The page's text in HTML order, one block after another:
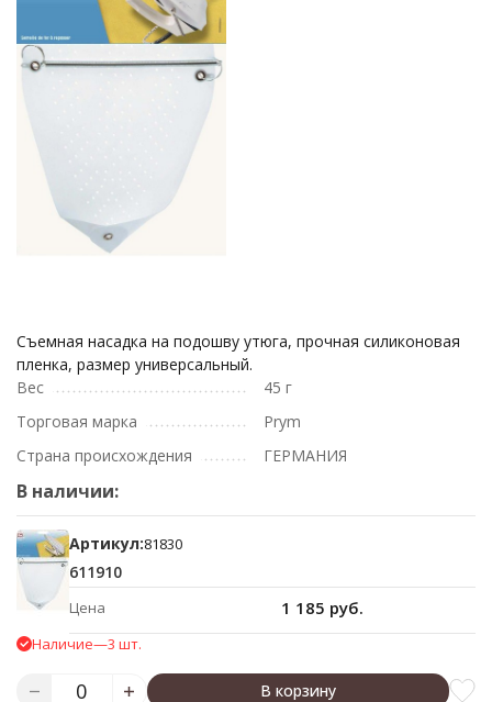
Съемная насадка на подошву утюга, прочная силиконовая
пленка, размер универсальный.
Вес
45 г
Торговая марка
Prym
Страна происхождения
ГЕРМАНИЯ
В наличии:
Артикул:81830
611910
Цена 1 185 руб.
Наличие—3 шт.
В корзину